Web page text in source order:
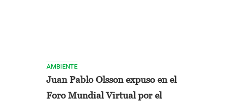
AMBIENTE
Juan Pablo Olsson expuso en el
Foro Mundial Virtual por el